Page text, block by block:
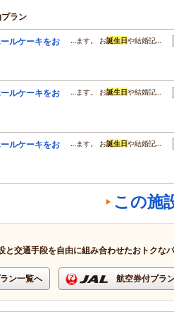
プラン
ルケーキをお
…ます。 お誕生日や結婚記…
ルケーキをお
…ます。 お誕生日や結婚記…
ルケーキをお
…ます。 お誕生日や結婚記…
この施
と交通手段を自由に組み合わせたおトクな
ン一覧へ 航空券付プラ